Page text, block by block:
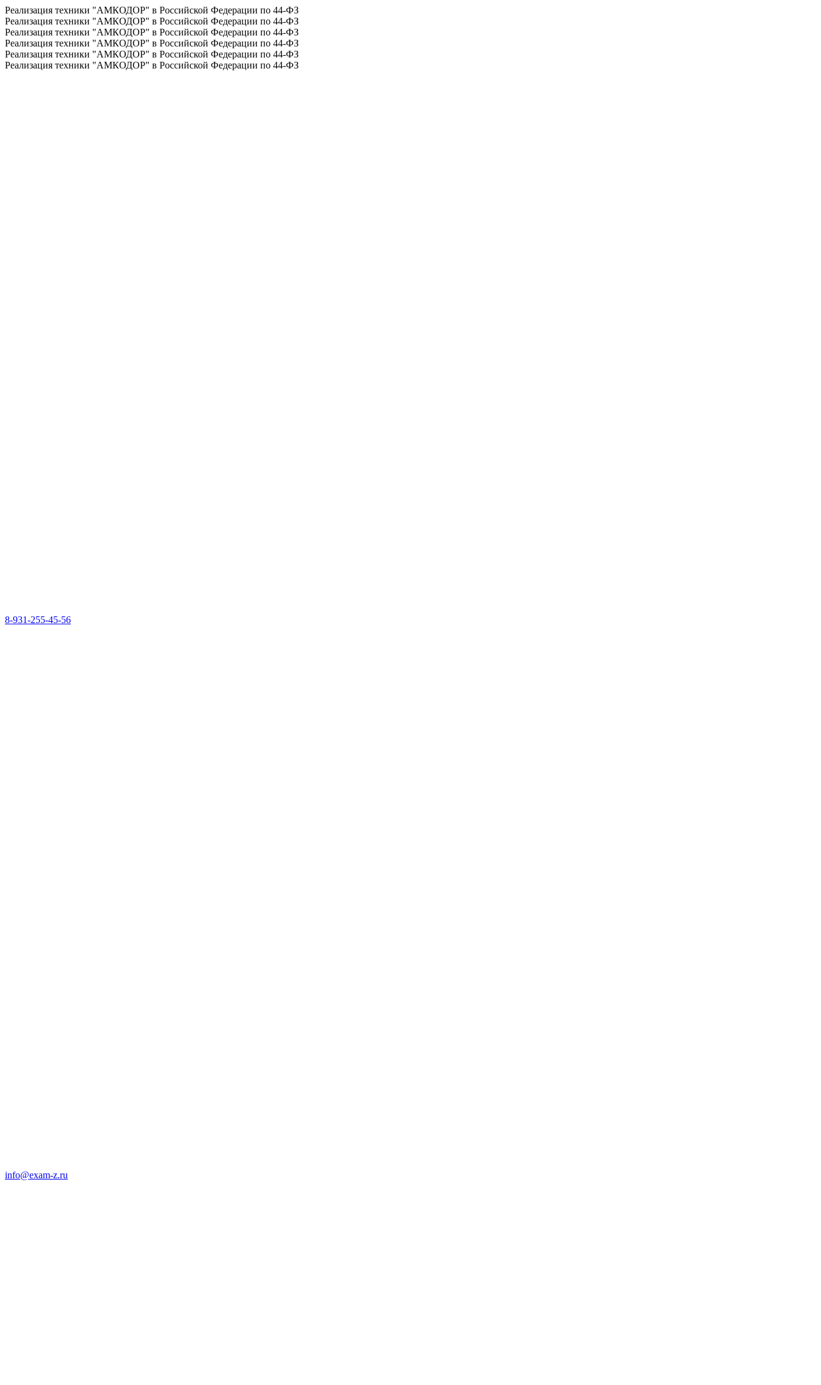
Реализация техники "АМКОДОР" в Российской Федерации по 44-ФЗ
Реализация техники "АМКОДОР" в Российской Федерации по 44-ФЗ
Реализация техники "АМКОДОР" в Российской Федерации по 44-ФЗ
Реализация техники "АМКОДОР" в Российской Федерации по 44-ФЗ
Реализация техники "АМКОДОР" в Российской Федерации по 44-ФЗ
Реализация техники "АМКОДОР" в Российской Федерации по 44-ФЗ
8-931-255-45-56
info@exam-z.ru